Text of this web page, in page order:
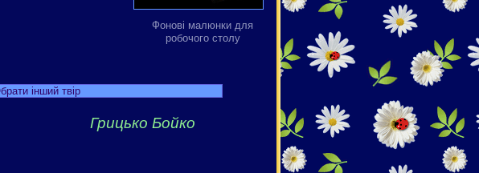
Фонові малюнки для
робочого столу
інший твір
Грицько Бойко